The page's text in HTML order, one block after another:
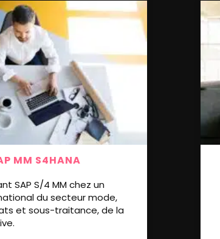
MM S4HANA
SAP S/4 MM chez un
du secteur mode,
et sous-traitance, de la